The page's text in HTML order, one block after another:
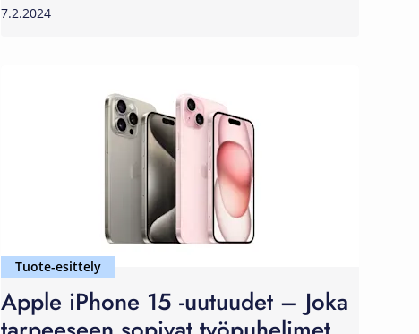
7.2.2024
Tuote-esittely
Apple iPhone 15 -uutuudet – Joka